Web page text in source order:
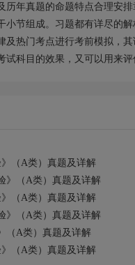
年真题的命题特点合理安
节组成。习题都有详尽的解
热门考点进行考前模拟，
科目的效果，又可以用来评
（A类）真题及详解
》（A类）真题及详解
（A类）真题及详解
》（A类）真题及详解
（A类）真题及详解
（A类）真题及详解